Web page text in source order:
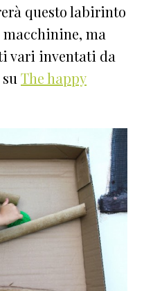
questo labirinto
ma
vari inventati da
The happy